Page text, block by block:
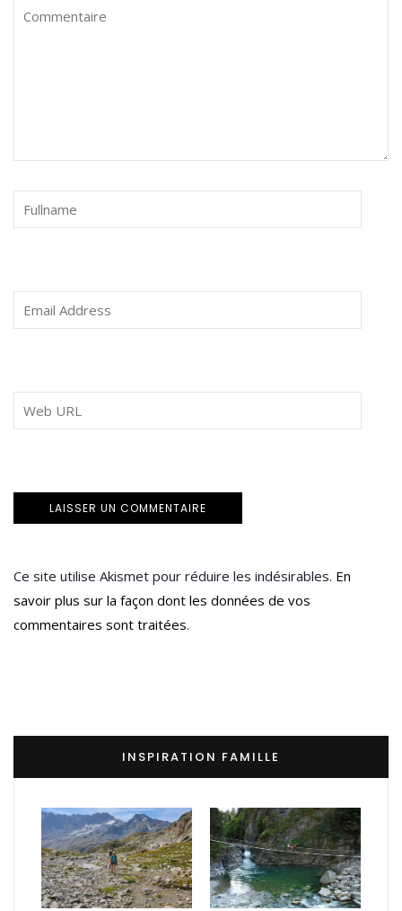
Ce site utilise Akismet pour réduire les indésirables. En
savoir plus sur la façon dont les données de vos
commentaires sont traitées.
INSPIRATION FAMILLE